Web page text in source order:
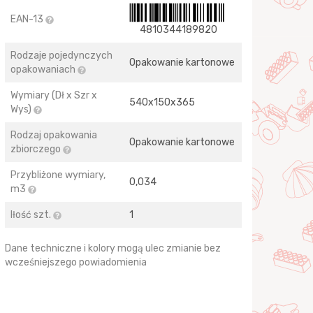
EAN-13
4810344189820
Rodzaje pojedynczych
opakowaniach
Opakowanie kartonowe
Wymiary (Dł x Szr x
Wys)
540х150х365
Rodzaj opakowania
zbiorczego
Opakowanie kartonowe
Przybliżone wymiary,
m3
0,034
Iłość szt. 1
Dane techniczne i kolory mogą ulec zmianie bez
wcześniejszego powiadomienia